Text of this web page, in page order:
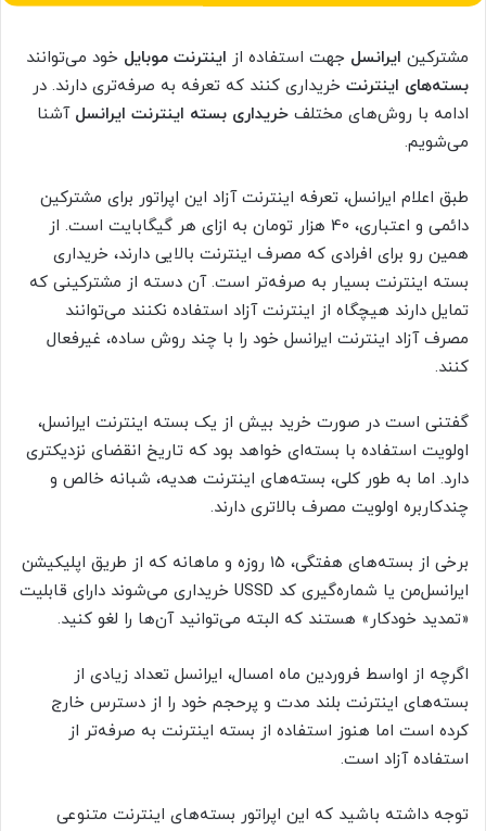
مشترکین ایرانسل جهت استفاده از اینترنت موبایل خود می‌توانند
بسته‌های اینترنت خریداری کنند که تعرفه به صرفه‌تری دارند. در
ادامه با روش‌های مختلف خریداری بسته اینترنت ایرانسل آشنا
می‌شویم.
طبق اعلام ایرانسل، تعرفه اینترنت آزاد این اپراتور برای مشترکین
دائمی و اعتباری، 40 هزار تومان به ازای هر گیگابایت است. از
همین رو برای افرادی که مصرف اینترنت بالایی دارند، خریداری
بسته اینترنت بسیار به صرفه‌تر است. آن دسته از مشترکینی که
تمایل دارند هیچگاه از اینترنت آزاد استفاده نکنند می‌توانند
مصرف آزاد اینترنت ایرانسل خود را با چند روش ساده، غیرفعال
کنند.
گفتنی است در صورت خرید بیش از یک بسته اینترنت ایرانسل،
اولویت استفاده با بسته‌ای خواهد بود که تاریخ انقضای نزدیکتری
دارد. اما به طور کلی، بسته‌های اینترنت هدیه، شبانه خالص و
چندکاربره اولویت مصرف بالاتری دارند.
برخی از بسته‌های هفتگی، 15 روزه و ماهانه که از طریق اپلیکیشن
ایرانسل‌من یا شماره‌گیری کد USSD خریداری می‌شوند دارای قابلیت
«تمدید خودکار» هستند که البته می‌توانید آن‌ها را لغو کنید.
اگرچه از اواسط فروردین ماه امسال، ایرانسل تعداد زیادی از
بسته‌های اینترنت بلند مدت و پرحجم خود را از دسترس خارج
کرده است اما هنوز استفاده از بسته اینترنت به صرفه‌تر از
استفاده آزاد است.
توجه داشته باشید که این اپراتور بسته‌های اینترنت متنوعی